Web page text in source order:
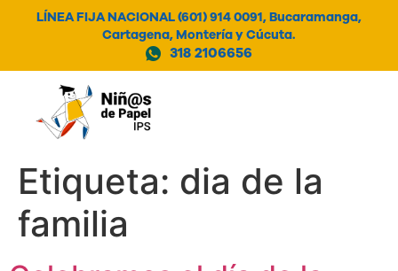
LÍNEA FIJA NACIONAL (601) 914 0091, Bucaramanga,
Cartagena, Montería y Cúcuta.
318 2106656
Etiqueta: dia de la
familia